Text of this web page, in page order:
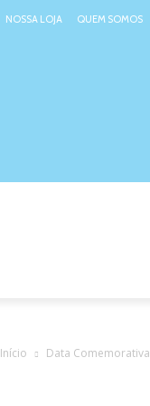
NOSSA LOJA QUEM SOMOS
Início Data Comemorativa